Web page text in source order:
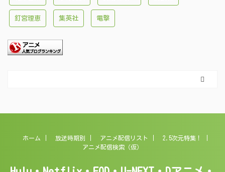
釘宮理恵 集英社 電撃
ホーム 放送時期別 アニメ配信リスト
2.5次元特集！
アニメ配信検索（仮）